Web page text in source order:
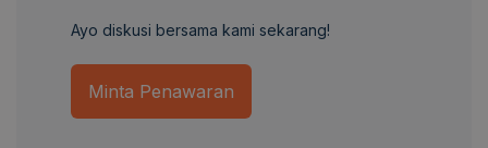
Ayo diskusi bersama kami sekarang!
Minta Penawaran